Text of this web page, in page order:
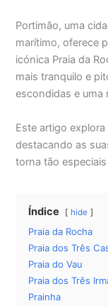
Portimão, uma
marítimo, oferece
icónica Praia da
mais tranquilo e
escondidas e uma
Este artigo
destacando as
torna tão
Índice hide
Praia da Rocha
Praia dos Três
Praia do Vau
Praia dos Três
Prainha